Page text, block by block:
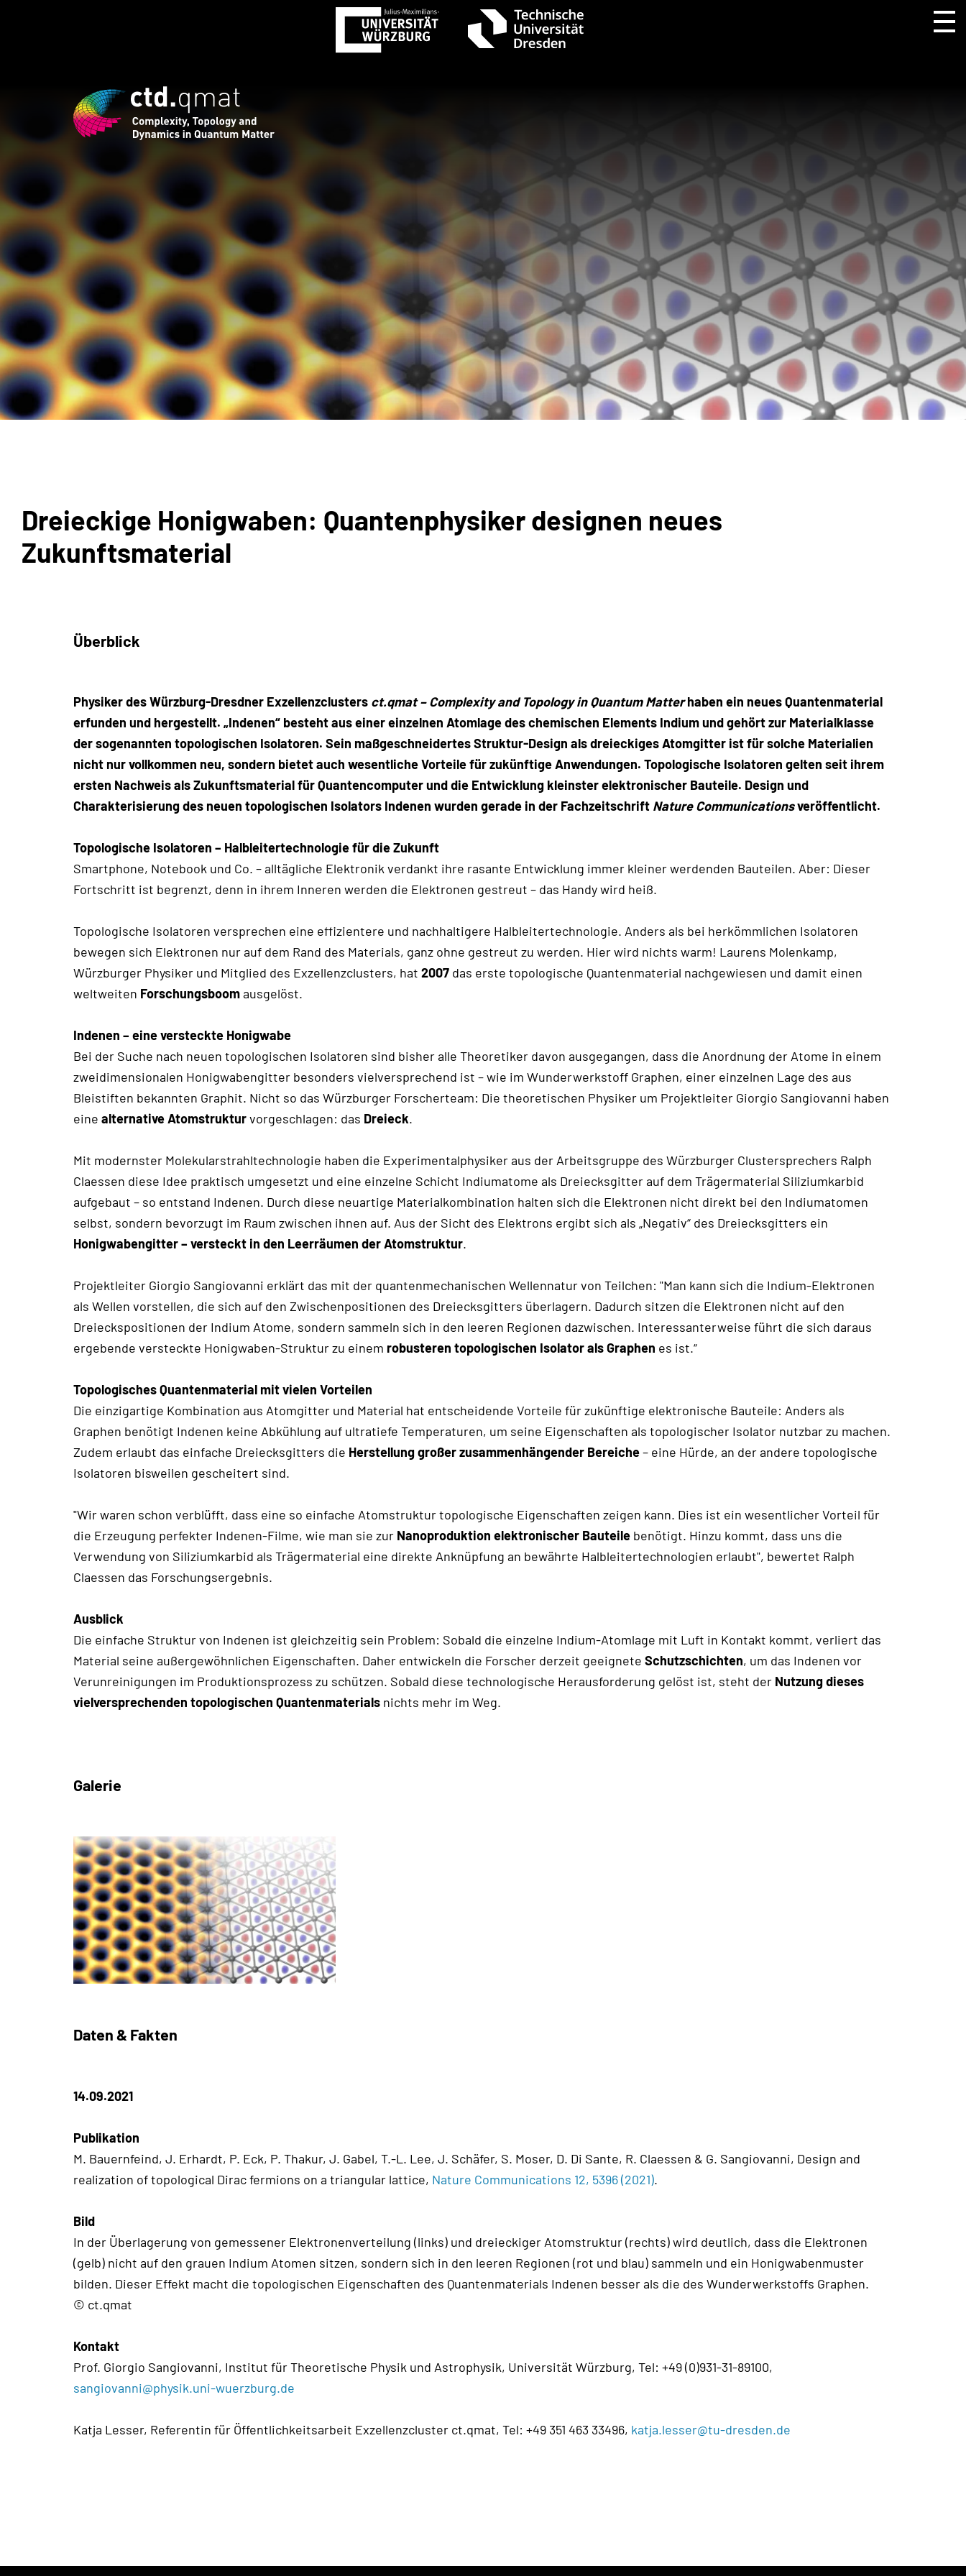
Dreieckige Honigwaben: Quantenphysiker designen neues
Zukunftsmaterial
Überblick
Physiker des Würzburg-Dresdner Exzellenzclusters ct.qmat – Complexity and Topology in Quantum Matterhaben ein neues Quantenmaterial
erfunden und hergestellt. „Indenen“ besteht aus einer einzelnen Atomlage des chemischen Elements Indium und gehört zur Materialklasse
der sogenannten topologischen Isolatoren. Sein maßgeschneidertes Struktur-Design als dreieckiges Atomgitter ist für solche Materialien
nicht nur vollkommen neu, sondern bietet auch wesentliche Vorteile für zukünftige Anwendungen. Topologische Isolatoren gelten seit ihrem
ersten Nachweis als Zukunftsmaterial für Quantencomputer und die Entwicklung kleinster elektronischer Bauteile. Design und
Charakterisierung des neuen topologischen Isolators Indenen wurden gerade in der Fachzeitschrift Nature Communicationsveröffentlicht.
Topologische Isolatoren – Halbleitertechnologie für die Zukunft
Smartphone, Notebook und Co. – alltägliche Elektronik verdankt ihre rasante Entwicklung immer kleiner werdenden Bauteilen. Aber: Dieser
Fortschritt ist begrenzt, denn in ihrem Inneren werden die Elektronen gestreut – das Handy wird heiß.
Topologische Isolatoren versprechen eine effizientere und nachhaltigere Halbleitertechnologie. Anders als bei herkömmlichen Isolatoren
bewegen sich Elektronen nur auf dem Rand des Materials, ganz ohne gestreut zu werden. Hier wird nichts warm! Laurens Molenkamp,
Würzburger Physiker und Mitglied des Exzellenzclusters, hat 2007 das erste topologische Quantenmaterial nachgewiesen und damit einen
weltweiten Forschungsboomausgelöst.
Indenen – eine versteckte Honigwabe
Bei der Suche nach neuen topologischen Isolatoren sind bisher alle Theoretiker davon ausgegangen, dass die Anordnung der Atome in einem
zweidimensionalen Honigwabengitter besonders vielversprechend ist – wie im Wunderwerkstoff Graphen, einer einzelnen Lage des aus
Bleistiften bekannten Graphit. Nicht so das Würzburger Forscherteam: Die theoretischen Physiker um Projektleiter Giorgio Sangiovanni haben
eine alternative Atomstrukturvorgeschlagen: das Dreieck.
Mit modernster Molekularstrahltechnologie haben die Experimentalphysiker aus der Arbeitsgruppe des Würzburger Clustersprechers Ralph
Claessen diese Idee praktisch umgesetzt und eine einzelne Schicht Indiumatome als Dreiecksgitter auf dem Trägermaterial Siliziumkarbid
aufgebaut – so entstand Indenen. Durch diese neuartige Materialkombination halten sich die Elektronen nicht direkt bei den Indiumatomen
selbst, sondern bevorzugt im Raum zwischen ihnen auf. Aus der Sicht des Elektrons ergibt sich als „Negativ“ des Dreiecksgitters ein
Honigwabengitter – versteckt in den Leerräumen der Atomstruktur.
Projektleiter Giorgio Sangiovanni erklärt das mit der quantenmechanischen Wellennatur von Teilchen: "Man kann sich die Indium-Elektronen
als Wellen vorstellen, die sich auf den Zwischenpositionen des Dreiecksgitters überlagern. Dadurch sitzen die Elektronen nicht auf den
Dreieckspositionen der Indium Atome, sondern sammeln sich in den leeren Regionen dazwischen. Interessanterweise führt die sich daraus
ergebende versteckte Honigwaben-Struktur zu einem robusteren topologischen Isolator als Graphen es ist.“
Topologisches Quantenmaterial mit vielen Vorteilen
Die einzigartige Kombination aus Atomgitter und Material hat entscheidende Vorteile für zukünftige elektronische Bauteile: Anders als
Graphen benötigt Indenen keine Abkühlung auf ultratiefe Temperaturen, um seine Eigenschaften als topologischer Isolator nutzbar zu machen.
Zudem erlaubt das einfache Dreiecksgitters die Herstellung großer zusammenhängender Bereiche– eine Hürde, an der andere topologische
Isolatoren bisweilen gescheitert sind.
"Wir waren schon verblüfft, dass eine so einfache Atomstruktur topologische Eigenschaften zeigen kann. Dies ist ein wesentlicher Vorteil für
die Erzeugung perfekter Indenen-Filme, wie man sie zur Nanoproduktion elektronischer Bauteile benötigt. Hinzu kommt, dass uns die
Verwendung von Siliziumkarbid als Trägermaterial eine direkte Anknüpfung an bewährte Halbleitertechnologien erlaubt", bewertet Ralph
Claessen das Forschungsergebnis.
Ausblick
Die einfache Struktur von Indenen ist gleichzeitig sein Problem: Sobald die einzelne Indium-Atomlage mit Luft in Kontakt kommt, verliert das
Material seine außergewöhnlichen Eigenschaften. Daher entwickeln die Forscher derzeit geeignete Schutzschichten, um das Indenen vor
Verunreinigungen im Produktionsprozess zu schützen. Sobald diese technologische Herausforderung gelöst ist, steht der Nutzung dieses
vielversprechenden topologischen Quantenmaterials nichts mehr im Weg.
Galerie
Daten & Fakten
14.09.2021
Publikation
M. Bauernfeind, J. Erhardt, P. Eck, P. Thakur, J. Gabel, T.-L. Lee, J. Schäfer, S. Moser, D. Di Sante, R. Claessen & G. Sangiovanni, Design and
realization of topological Dirac fermions on a triangular lattice, Nature Communications 12, 5396 (2021).
Bild
In der Überlagerung von gemessener Elektronenverteilung (links) und dreieckiger Atomstruktur (rechts) wird deutlich, dass die Elektronen
(gelb) nicht auf den grauen Indium Atomen sitzen, sondern sich in den leeren Regionen (rot und blau) sammeln und ein Honigwabenmuster
bilden. Dieser Effekt macht die topologischen Eigenschaften des Quantenmaterials Indenen besser als die des Wunderwerkstoffs Graphen.
© ct.qmat
Kontakt
Prof. Giorgio Sangiovanni, Institut für Theoretische Physik und Astrophysik, Universität Würzburg, Tel: +49 (0)931-31-89100,
sangiovanni@physik.uni-wuerzburg.de
Katja Lesser, Referentin für Öffentlichkeitsarbeit Exzellenzcluster ct.qmat, Tel: +49 351 463 33496, katja.lesser@tu-dresden.de